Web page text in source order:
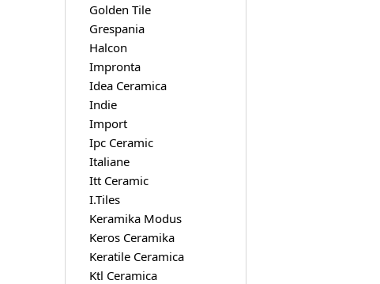
Golden Tile
Grespania
Halcon
Impronta
Idea Ceramica
Indie
Import
Ipc Ceramic
Italiane
Itt Ceramic
I.Tiles
Keramika Modus
Keros Ceramika
Keratile Ceramica
Ktl Ceramica